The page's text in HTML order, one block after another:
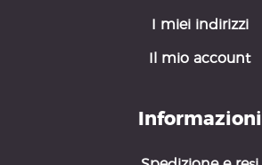
I miei indirizzi
Il mio account
Informazioni